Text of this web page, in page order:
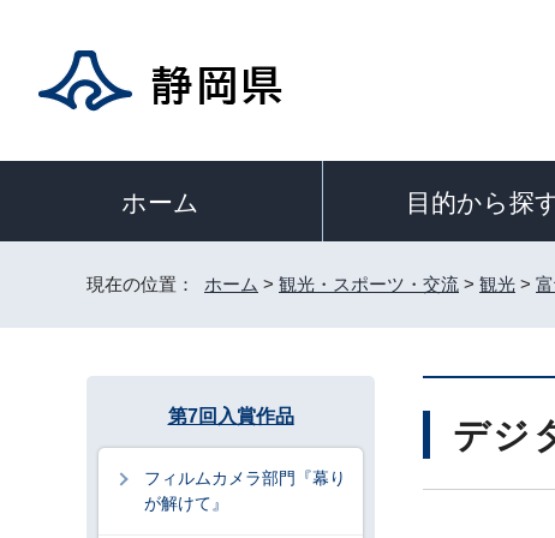
ホーム 目的から探
現在の位置： ホーム > 観光・スポーツ・交流 > 観光 >
デジ
第7回入賞作品
フィルムカメラ部門『幕り
が解けて』